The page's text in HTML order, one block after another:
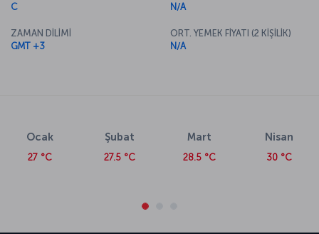
C
ZAMAN DİLİMİ
GMT +3
N/A
ORT. YEMEK FİYATI (2 KİŞİLİK)
N/A
Ocak
27 °C
Şubat
27.5 °C
Mart
28.5 °C
Nisan
30 °C